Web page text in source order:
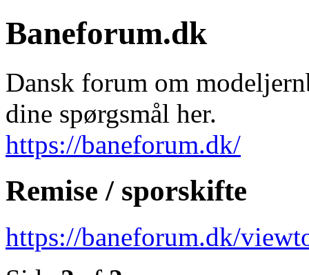
Baneforum.dk
Dansk forum om
dine spørgsmål her.
https://baneforum.dk/
Remise / sporskifte
https://baneforum.dk/